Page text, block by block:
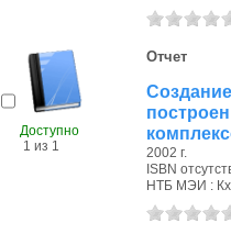
Доступно
1 из 1
Отчет
2002 г.
ISBN
НТБ МЭИ : Кх